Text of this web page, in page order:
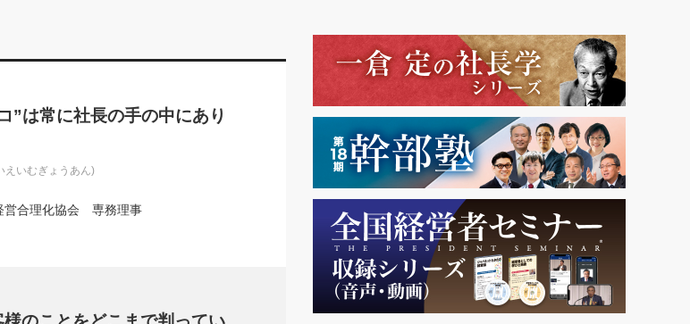
（2026年8月5
2026.08.5
第86回 「言葉狩り」
もっとみる
(12)
い
因と
っておきたい、やってお
牟田太陽の社長業ネクスト」
『経営戦略の新常識』(12)
間スピーチ」ネタ帳(159)
方」(57)
思われる「一流の仕事術」(28)
現道場(10)
のヒット商品」(109)
む術(102)
4.0(206)
ネが残る決算書にするために、やっておきたいこと(34)
決算書の会社はココが違う！(36)
書の“見える化”術(12)
中小企業の新たな法律リスク(178)
賃金決定の定石(68)
顧客・社員・社会から支持される「ウェルビーイング経営入
門」(23)
売れる住宅を創る 100の視点(100)
柿内幸夫─社長のための現場改善(174)
あなただからお願いしたいと思われる 気配りの達人(127)
クレーム対応の新知識と新常識(57)
デキル社員に育てる！ 社員教育の決め手(203)
業績アップにつながる！ワンランク上の手紙・メール術(100)
中国哲学に学ぶ 不況は会社守成の好機(38)
令和時代の「社長の人間力の磨き方」(86)
先人の名句名言の教え 東洋思想に学ぶ経営学(132)
渡部昇一の「日本の指導者たち」(32)
経営に活かす“十八史略”(30)
おのころ心平の ──社長のための「か・ら・だマネジメント」
デジタルＡＶを味方に！新・仕事術(180)
リーダー脳の鍛え方(32)
ワインを楽しむ基礎レッスン(12)
必読！社長が読むべき今月の4冊(88)
眼と耳で楽しむ読書術(162)
社長の「氣」(30)
米国スポーツ・ビジネスに学ぶ心理学(98)
高橋一喜の『これぞ！"本物の温泉"』(157)
「愛読者通信」著者インタビュー(44)
ビジネス見聞録 経営ニュース(100)
作間信司の経営無形庵(けいえいむぎょうあん)(166)
繁栄への着眼点 牟田太陽(76)
講話を聞いて学ぼう 実学・耳学・磨く「ミミガク」のすすめ
(7)
は常に社長の手の中にあり
えいむぎょうあん)
営合理化協会 専務理事